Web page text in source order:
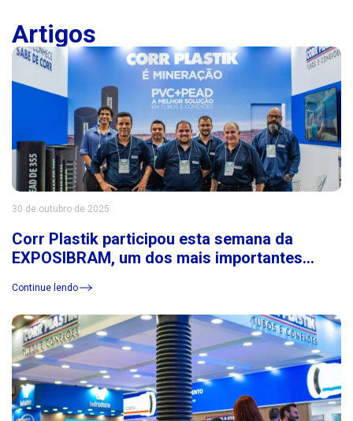
Artigos
30 de outubro de 2025
Corr Plastik participou esta semana da
EXPOSIBRAM, um dos mais importantes
Latina
Continue lendo